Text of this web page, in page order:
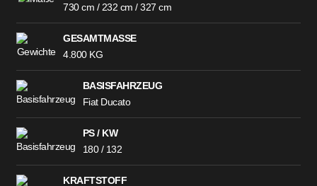
730 cm / 232 cm / 327 cm
GESAMTMASSE
4.800 KG
BASISFAHRZEUG
Fiat Ducato
PS / KW
180 / 132
KRAFTSTOFF